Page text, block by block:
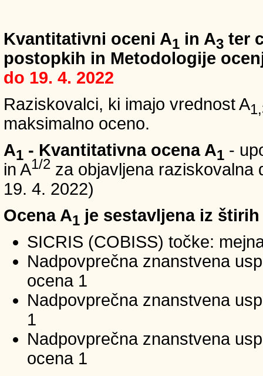
Kvantitativni oceni A1 in A3 ter
postopkih in Metodologije
do 19. 4. 2022
Raziskovalci, ki imajo vrednost A
maksimalno oceno.
A1 - Kvantitativna ocena A1 -
in A1/2 za objavljena raziskovalna
19. 4. 2022)
Ocena A1 je sestavljena iz
SICRIS (COBISS) točke:
Nadpovprečna znanstvena
ocena 1
Nadpovprečna znanstvena
1
Nadpovprečna znanstvena
ocena 1